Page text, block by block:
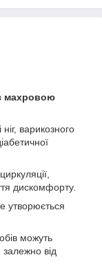
махровою
варикозного
дискомфорту.
утворюється
можуть
залежно від